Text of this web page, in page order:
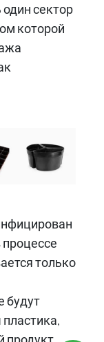
сектор
которой
только
будут